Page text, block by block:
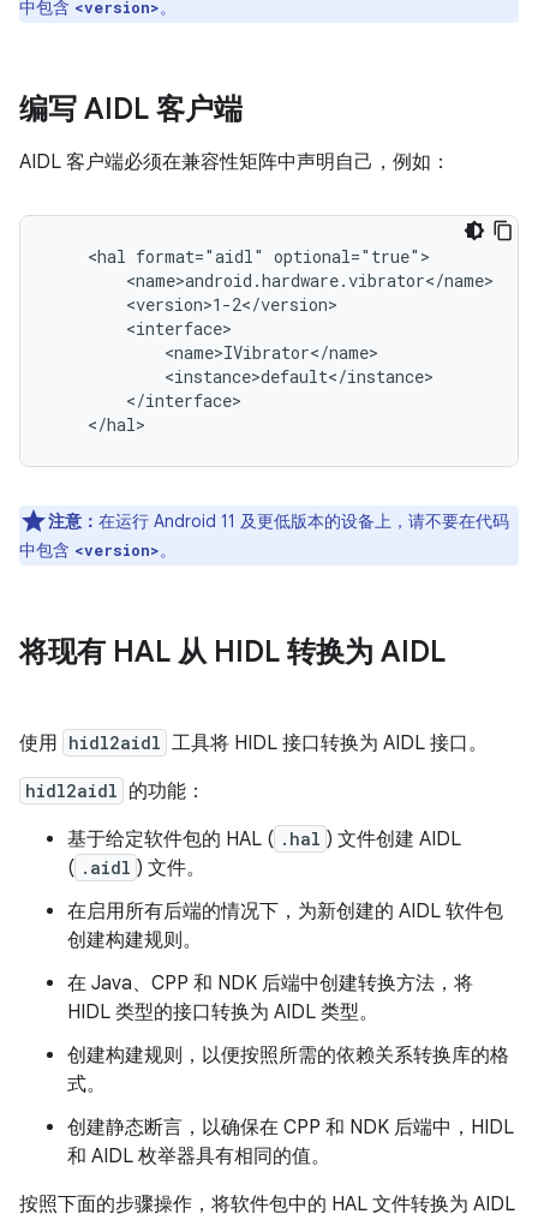
中包含 <version>。
编写 AIDL 客户端
AIDL 客户端必须在兼容性矩阵中声明自己，例如：
    <hal format="aidl" optional="true">
        <name>android.hardware.vibrator</name>
        <version>1-2</version>
        <interface>
            <name>IVibrator</name>
            <instance>default</instance>
        </interface>
注意： 在运行 Android 11 及更低版本的设备上，请不要在代码
中包含 <version>。
将现有 HAL 从 HIDL 转换为 AIDL
使用 hidl2aidl 工具将 HIDL 接口转换为 AIDL 接口。
hidl2aidl 的功能：
基于给定软件包的 HAL ( .hal ) 文件创建 AIDL
( .aidl ) 文件。
在启用所有后端的情况下，为新创建的 AIDL 软件包
创建构建规则。
在 Java、CPP 和 NDK 后端中创建转换方法，将
HIDL 类型的接口转换为 AIDL 类型。
创建构建规则，以便按照所需的依赖关系转换库的格
式。
创建静态断言，以确保在 CPP 和 NDK 后端中，HIDL
和 AIDL 枚举器具有相同的值。
按照下面的步骤操作，将软件包中的 HAL 文件转换为 AIDL